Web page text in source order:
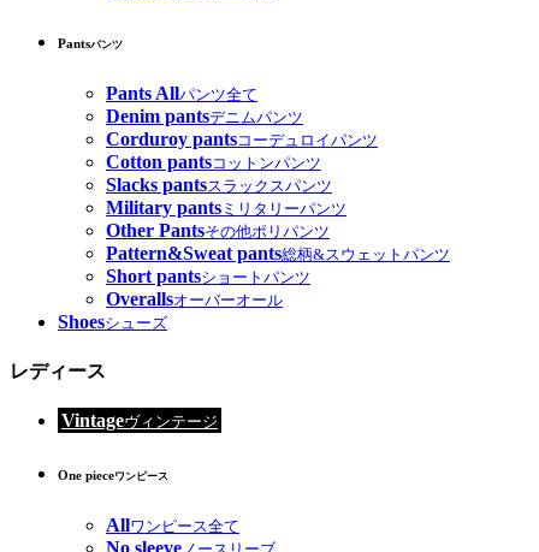
Pantsパンツ
Pants Allパンツ全て
Denim pantsデニムパンツ
Corduroy pantsコーデュロイパンツ
Cotton pantsコットンパンツ
Slacks pantsスラックスパンツ
Military pants ミリタリーパンツ
Other Pantsその他ポリパンツ
Pattern&Sweat pants総柄&スウェットパンツ
Short pantsショートパンツ
Overallsオーバーオール
Shoesシューズ
レディース
Vintageヴィンテージ
One pieceワンピース
Allワンピース全て